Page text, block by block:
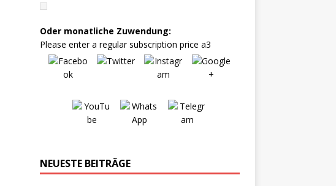
Oder monatliche Zuwendung:
Please enter a regular subscription price a3
NEUESTE BEITRÄGE